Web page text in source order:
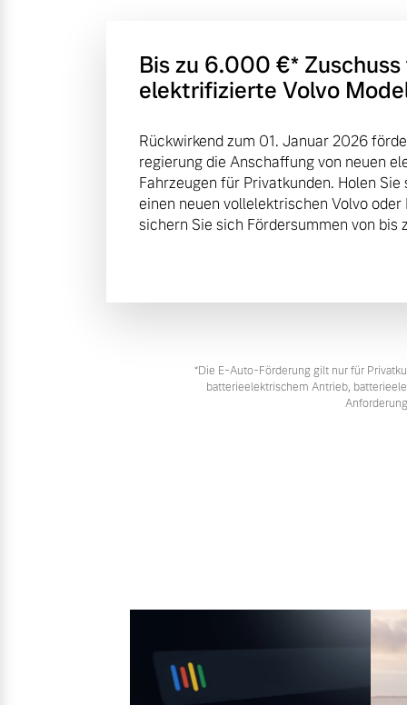
Bis zu 6.000 €⁠* Zuschuss
elektrifizierte Volvo
Rückwirkend zum 01. Januar 2026
regierung die Anschaffung von neuen
Fahrzeugen für Privatkunden. Holen
einen neuen vollelektrischen Volvo
sichern Sie sich Fördersummen von bis
*Die E‑Auto-Förderung gilt nur für
batterieelektrischem Antrieb,